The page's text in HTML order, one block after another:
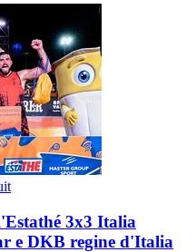
3x3 Italia
e DKB regine d'Italia